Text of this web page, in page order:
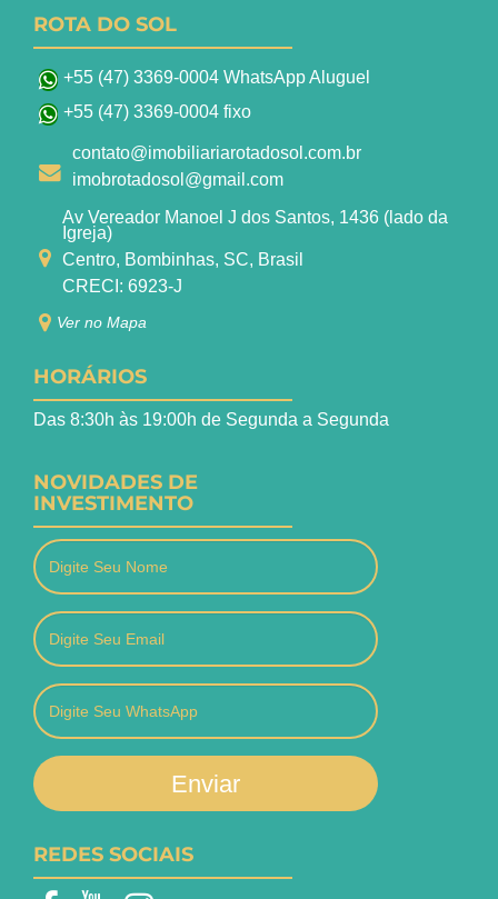
ROTA DO SOL
+55 (47) 3369-0004 WhatsApp Aluguel
+55 (47) 3369-0004 fixo
contato@imobiliariarotadosol.com.br
imobrotadosol@gmail.com
Av Vereador Manoel J dos Santos, 1436 (lado da
Igreja)
Centro, Bombinhas, SC, Brasil
CRECI: 6923-J
Ver no Mapa
HORÁRIOS
Das 8:30h às 19:00h de Segunda a Segunda
NOVIDADES DE
INVESTIMENTO
Enviar
REDES SOCIAIS